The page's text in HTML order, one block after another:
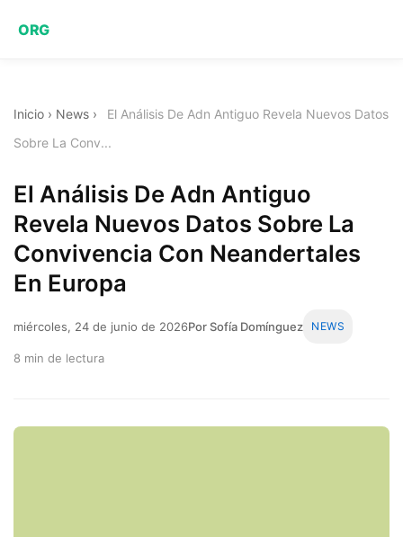
ORG
Inicio › News ›
El Análisis De Adn Antiguo Revela Nuevos Datos
Sobre La Conv...
El Análisis De Adn Antiguo
Revela Nuevos Datos Sobre La
Convivencia Con Neandertales
En Europa
miércoles, 24 de junio de 2026Por Sofía Domínguez NEWS
8 min de lectura